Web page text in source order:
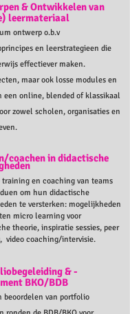
& Ontwikkelen van
leermateriaal
ontwerp o.b.v
en leerstrategieen die
effectiever maken.
maar ook losse modules en
een online, blended of klassikaal
zowel scholen, organisaties en
coachen in didactische
en coaching van teams
om hun didactische
te versterken: mogelijkheden
micro learning voor
theorie, inspiratie sessies, peer
video coaching/intervisie.
& -
BKO/BDB
beoordelen van portfolio